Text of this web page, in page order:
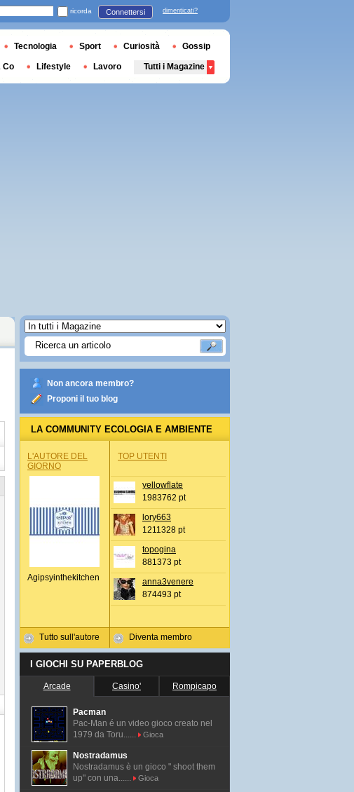
Non ancora membro?
Proponi il tuo blog
LA COMMUNITY ECOLOGIA E AMBIENTE
L'AUTORE DEL
GIORNO
Agipsyinthekitchen
Tutto sull'autore
TOP UTENTI
yellowflate
1983762 pt
lory663
1211328 pt
topogina
881373 pt
anna3venere
874493 pt
Diventa membro
I GIOCHI SU PAPERBLOG
Arcade Casino' Rompicapo
Pacman
Pac-Man é un video gioco creato nel
1979 da Toru......
Gioca
Nostradamus
Nostradamus è un gioco " shoot them
up" con una......
Gioca
ricorda Connettersi dimenticati?
Tecnologia Sport Curiosità Gossip
Co Lifestyle Lavoro Tutti i Magazine